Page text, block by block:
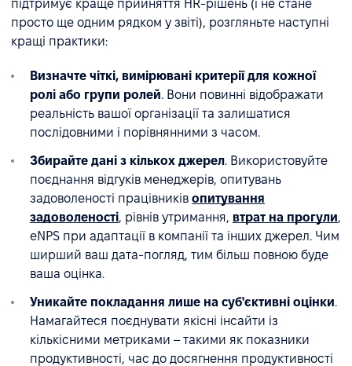
підтримує краще прийняття HR-рішень (і не стане
просто ще одним рядком у звіті), розгляньте наступні
кращі практики:
Визначте чіткі, вимірювані критерії для кожної
ролі або групи ролей. Вони повинні відображати
реальність вашої організації та залишатися
послідовними і порівнянними з часом.
Збирайте дані з кількох джерел. Використовуйте
поєднання відгуків менеджерів, опитувань
задоволеності працівників опитування
задоволеності, рівнів утримання, втрат на прогули,
eNPS при адаптації в компанії та інших джерел. Чим
ширший ваш дата-погляд, тим більш повною буде
ваша оцінка.
Уникайте покладання лише на суб'єктивні оцінки.
Намагайтеся поєднувати якісні інсайти із
кількісними метриками – такими як показники
продуктивності, час до досягнення продуктивності